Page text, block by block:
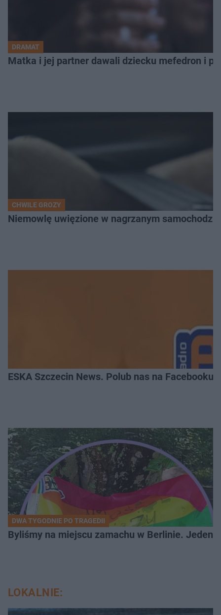
DRAMAT
Matka i jej partner dawali dziecku mefedron i
CHWILE GROZY
Niemowlę uwięzione w nagrzanym
ESKA Szczecin News. Polub nas na Facebooku!
DWA TYGODNIE PO TRAGEDII
Byliśmy na miejscu zamachu w Berlinie. Jeden
LOKALNIE: